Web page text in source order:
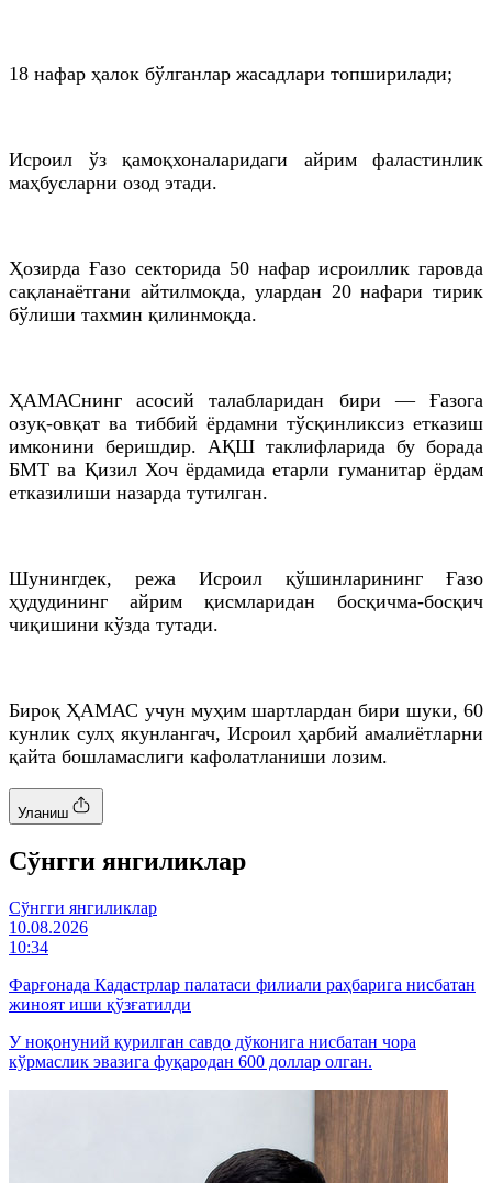
18 нафар ҳалок бўлганлар жасадлари топширилади;
Исроил ўз қамоқхоналаридаги айрим фаластинлик
маҳбусларни озод этади.
Ҳозирда Ғазо секторида 50 нафар исроиллик гаровда
сақланаётгани айтилмоқда, улардан 20 нафари тирик
бўлиши тахмин қилинмоқда.
ҲАМАСнинг асосий талабларидан бири — Ғазога
озуқ-овқат ва тиббий ёрдамни тўсқинликсиз етказиш
имконини беришдир. АҚШ таклифларида бу борада
БМТ ва Қизил Хоч ёрдамида етарли гуманитар ёрдам
етказилиши назарда тутилган.
Шунингдек, режа Исроил қўшинларининг Ғазо
ҳудудининг айрим қисмларидан босқичма-босқич
чиқишини кўзда тутади.
Бироқ ҲАМАС учун муҳим шартлардан бири шуки, 60
кунлик сулҳ якунлангач, Исроил ҳарбий амалиётларни
қайта бошламаслиги кафолатланиши лозим.
Уланиш
Cўнгги янгиликлар
Cўнгги янгиликлар
10.08.2026
10:34
Фарғонада Кадастрлар палатаси филиали раҳбарига нисбатан
жиноят иши қўзғатилди
У ноқонуний қурилган савдо дўконига нисбатан чора
кўрмаслик эвазига фуқародан 600 доллар олган.